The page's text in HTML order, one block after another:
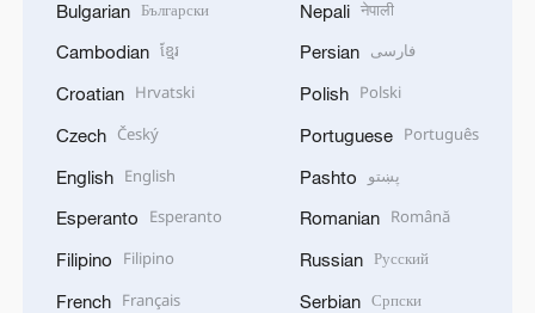
Bulgarian Български
Cambodian ខ្មែរ
Croatian Hrvatski
Czech Český
English English
Esperanto Esperanto
Filipino Filipino
French Français
Nepali नेपाली
Persian فارسی
Polish Polski
Portuguese Português
Pashto پښتو
Romanian Română
Russian Русский
Serbian Српски